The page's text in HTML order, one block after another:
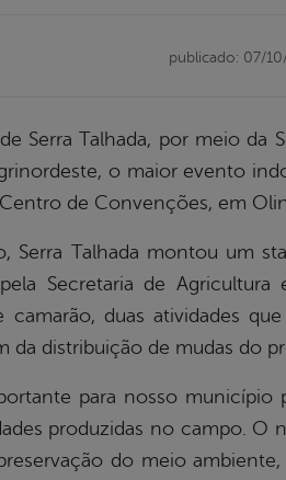
publicado: 07/
Serra Talhada, por meio da
o maior evento
de Convenções, em
Serra Talhada montou um
Secretaria de
camarão, duas atividades
da distribuição de mudas do
para nosso município
produzidas no campo.
do meio